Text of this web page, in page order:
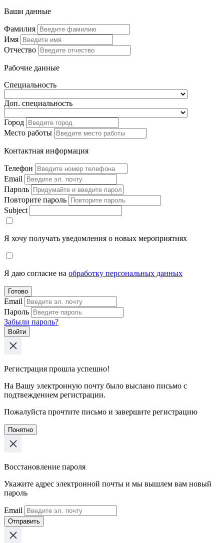
Ваши данные
Фамилия
Имя
Отчество
Рабочие данные
Специальность
Доп. специальность
Город
Место работы
Контактная информация
Телефон
Email
Пароль
Повторите пароль
Subject
Я хочу получать уведомления о новых мероприятиях
Я даю согласие на обработку персональных данных
Готово
Email
Пароль
Забыли пароль?
Войти
Регистрация прошла успешно!
На Вашу электронную почту было выслано письмо с
подтвеждением регистрации.
Пожалуйста прочтите письмо и завершите регистрацию
Понятно
Восстановление пароля
Укажите адрес электронной почты и мы вышлем вам новый
пароль
Email
Отправить